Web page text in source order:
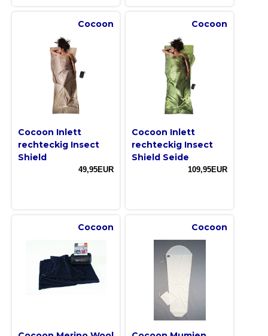
Cocoon
Cocoon Inlett
rechteckig Insect
Shield
49,95EUR
Cocoon
Cocoon Inlett
rechteckig Insect
Shield Seide
109,95EUR
Cocoon Cocoon